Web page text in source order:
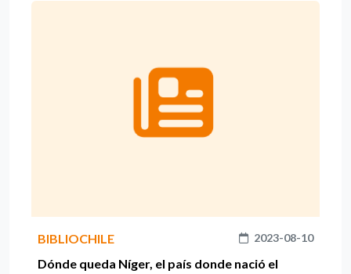
BIBLIOCHILE 2023-08-10
Dónde queda Níger, el país donde nació el